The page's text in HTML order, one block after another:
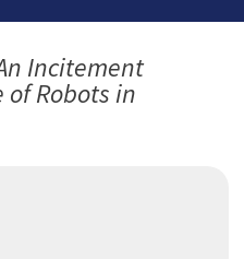
Incitement
Robots in